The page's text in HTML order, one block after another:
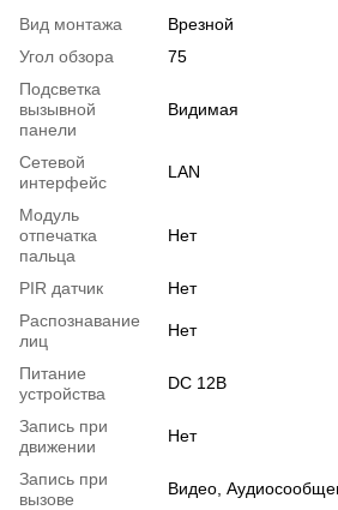
Вид монтажа
Врезной
Угол обзора
75
Подсветка
вызывной
панели
Видимая
Сетевой
интерфейс
LAN
Модуль
отпечатка
пальца
Нет
PIR датчик
Нет
Распознавание
лиц
Нет
Питание
устройства
DC 12В
Запись при
движении
Нет
Запись при
вызове
Видео,